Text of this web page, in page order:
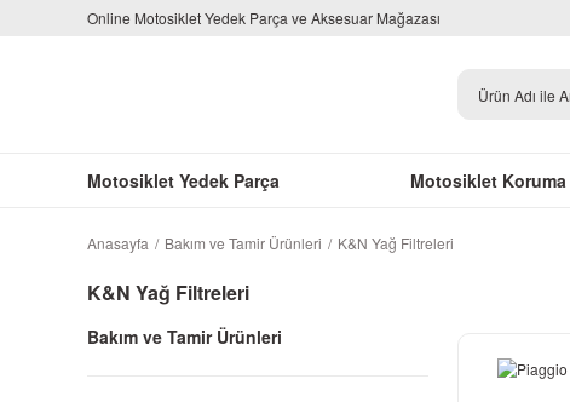
Online Motosiklet Yedek Parça ve Aksesuar Mağazası
Motosiklet Yedek Parça Motosiklet Koruma
Anasayfa Bakım ve Tamir Ürünleri K&N Yağ Filtreleri
K&N Yağ Filtreleri
Bakım ve Tamir Ürünleri